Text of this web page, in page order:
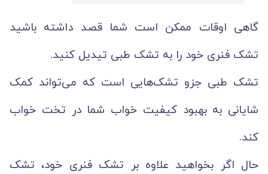
گاهی اوقات ممکن است شما قصد داشته باشید
تشک فنری خود را به تشک طبی تیدیل کنید.
تشک طبی جزو تشک‌هایی است که می‌تواند کمک
شایانی به بهبود کیفیت خواب شما در تخت خواب
کند.
حال اگر بخواهید علاوه بر تشک فنری خود، تشک